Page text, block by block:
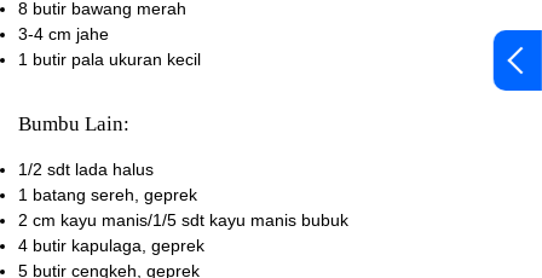
8 butir bawang merah
3-4 cm jahe
1 butir pala ukuran kecil
Bumbu Lain:
1/2 sdt lada halus
1 batang sereh, geprek
2 cm kayu manis/1/5 sdt kayu manis bubuk
4 butir kapulaga, geprek
5 butir cengkeh, geprek